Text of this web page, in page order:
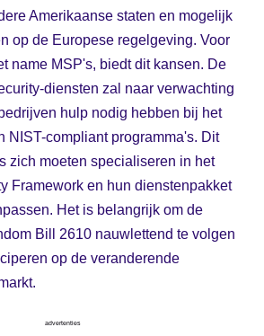
Amerikaanse staten en mogelijk
op de Europese regelgeving. Voor
name MSP's, biedt dit kansen. De
diensten zal naar verwachting
hulp nodig hebben bij het
NIST-compliant programma's. Dit
zich moeten specialiseren in het
Framework en hun dienstenpakket
Het is belangrijk om de
Bill 2610 nauwlettend te volgen
op de veranderende
advertenties